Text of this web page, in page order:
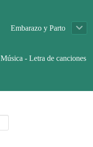
Embarazo y Parto
Música - Letra de canciones